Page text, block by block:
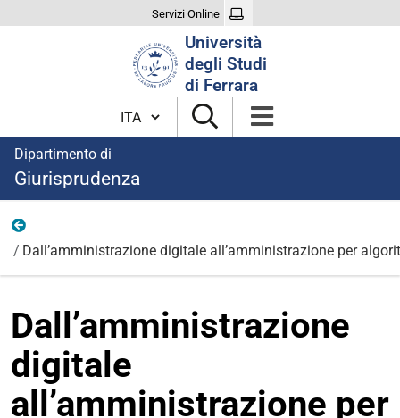
Servizi Online
Università
degli Studi
di Ferrara
Cambia lingua
Dipartimento di
Giurisprudenza
Dall’amministrazione digitale all’amministrazione per
Dall’amministrazione
digitale
all’amministrazione per